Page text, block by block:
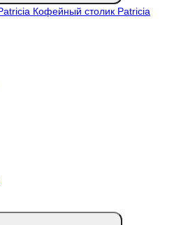
Кофейный столик Patricia